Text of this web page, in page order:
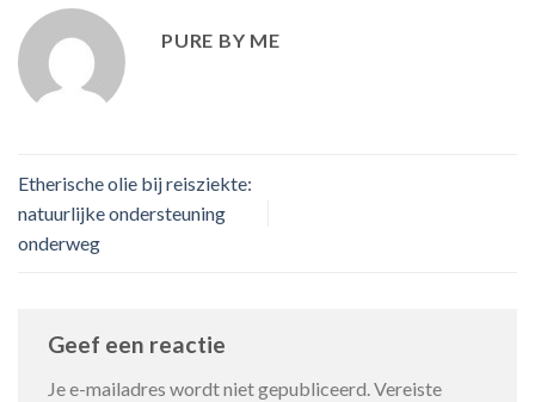
PURE BY ME
Etherische olie bij reisziekte:
natuurlijke ondersteuning
onderweg
Geef een reactie
Je e-mailadres wordt niet gepubliceerd.Vereiste